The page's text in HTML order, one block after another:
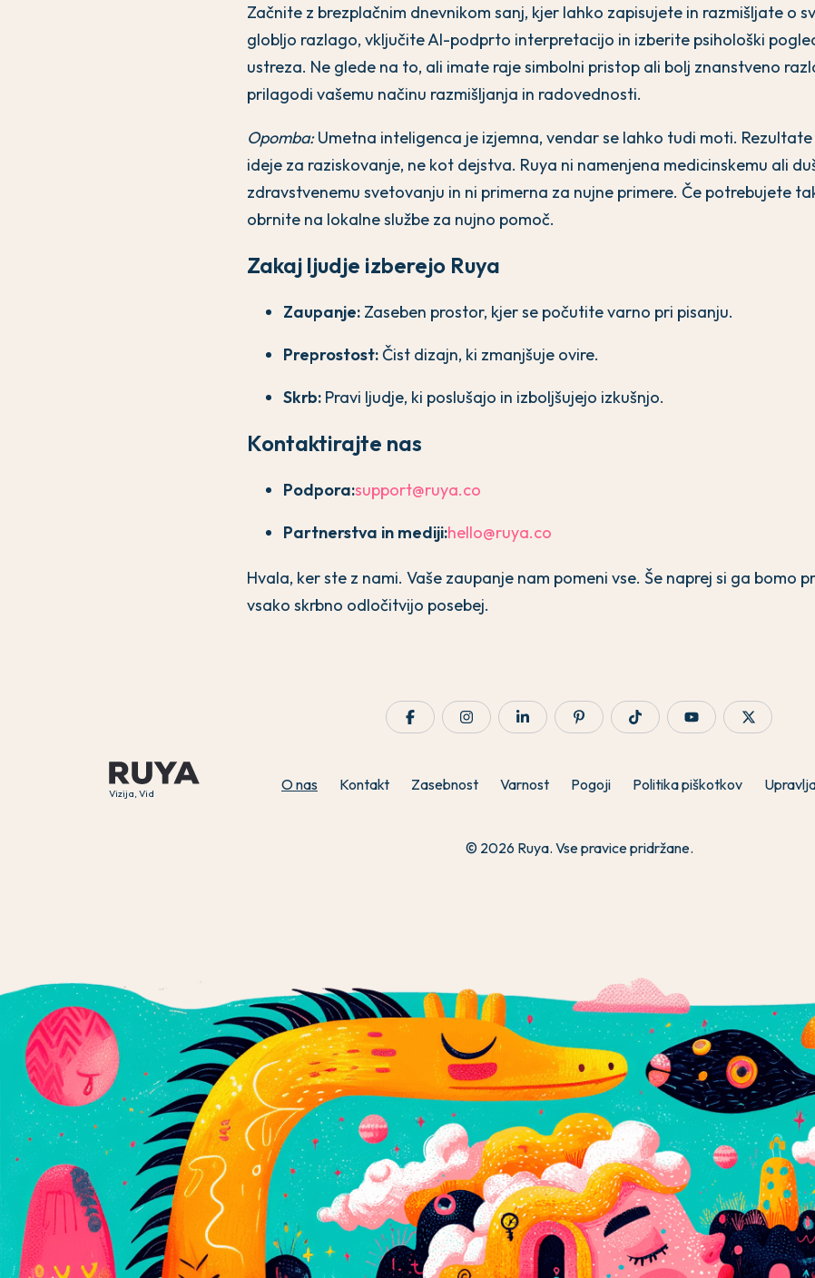
Začnite z brezplačnim dnevnikom sanj, kjer lahko zapisujete in razmišljate o
globljo razlago, vključite AI-podprto interpretacijo in izberite psihološki
ustreza. Ne glede na to, ali imate raje simbolni pristop ali bolj znanstveno
prilagodi vašemu načinu razmišljanja in radovednosti.
Opomba:Umetna inteligenca je izjemna, vendar se lahko tudi moti.
ideje za raziskovanje, ne kot dejstva. Ruya ni namenjena medicinskemu ali
zdravstvenemu svetovanju in ni primerna za nujne primere. Če potrebujete
obrnite na lokalne službe za nujno pomoč.
Zakaj ljudje izberejo Ruya
Zaupanje: Zaseben prostor, kjer se počutite varno pri pisanju.
Preprostost:Čist dizajn, ki zmanjšuje ovire.
Skrb: Pravi ljudje, ki poslušajo in izboljšujejo izkušnjo.
Kontaktirajte nas
Podpora:support@ruya.co
Partnerstva in mediji:hello@ruya.co
Hvala, ker ste z nami. Vaše zaupanje nam pomeni vse. Še naprej si ga bomo
vsako skrbno odločitvijo posebej.
Vizija, Vid O nas Kontakt Zasebnost Varnost Pogoji Politika piškotkov
© 2026 Ruya. Vse pravice pridržane.